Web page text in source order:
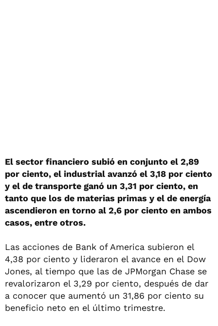
El sector financiero subió en conjunto el 2,89
por ciento, el industrial avanzó el 3,18 por ciento
y el de transporte ganó un 3,31 por ciento, en
tanto que los de materias primas y el de energía
ascendieron en torno al 2,6 por ciento en ambos
casos, entre otros.
Las acciones de Bank of America subieron el
4,38 por ciento y lideraron el avance en el Dow
Jones, al tiempo que las de JPMorgan Chase se
revalorizaron el 3,29 por ciento, después de dar
a conocer que aumentó un 31,86 por ciento su
beneficio neto en el último trimestre.